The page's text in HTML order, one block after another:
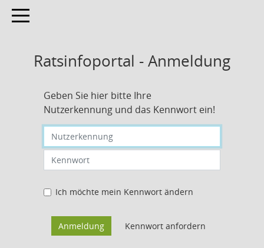
Toggle navigation
Ratsinfoportal - Anmeldung
Geben Sie hier bitte Ihre
Nutzerkennung und das Kennwort ein!
Nutzerkennung eingeben
Kennwort eingeben
Ich möchte mein Kennwort ändern